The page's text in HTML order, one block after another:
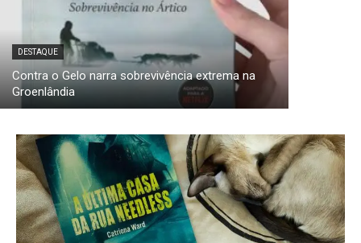
DESTAQUE
Contra o Gelo narra sobrevivência extrema na
Groenlândia